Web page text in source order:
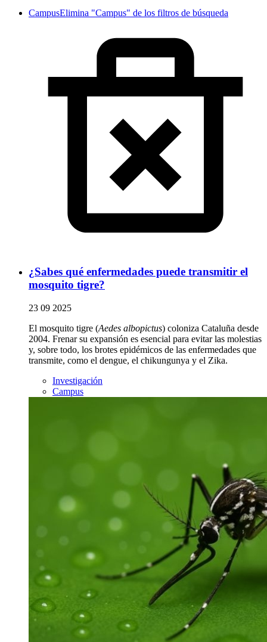
CampusElimina "Campus" de los filtros de búsqueda
¿Sabes qué enfermedades puede transmitir el
mosquito tigre?
23 09 2025
El mosquito tigre (Aedes albopictus) coloniza Cataluña desde
2004. Frenar su expansión es esencial para evitar las molestias
y, sobre todo, los brotes epidémicos de las enfermedades que
transmite, como el dengue, el chikungunya y el Zika.
Investigación
Campus